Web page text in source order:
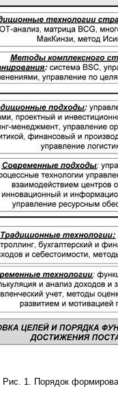
Рис. 1. Порядок